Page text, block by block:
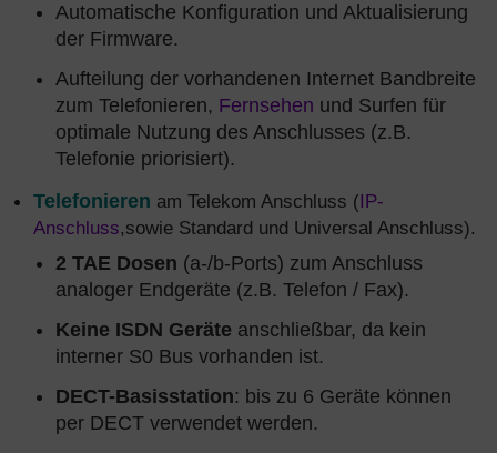
Automatische Konfiguration und Aktualisierung
der Firmware.
Aufteilung der vorhandenen Internet Bandbreite
zum Telefonieren, Fernsehen und Surfen für
optimale Nutzung des Anschlusses (z.B.
Telefonie priorisiert).
Telefonieren am Telekom Anschluss (IP-
Anschluss,sowie Standard und Universal Anschluss).
2 TAE Dosen (a-/b-Ports) zum Anschluss
analoger Endgeräte (z.B. Telefon / Fax).
Keine ISDN Geräte anschließbar, da kein
interner S0 Bus vorhanden ist.
DECT-Basisstation: bis zu 6 Geräte können
per DECT verwendet werden.